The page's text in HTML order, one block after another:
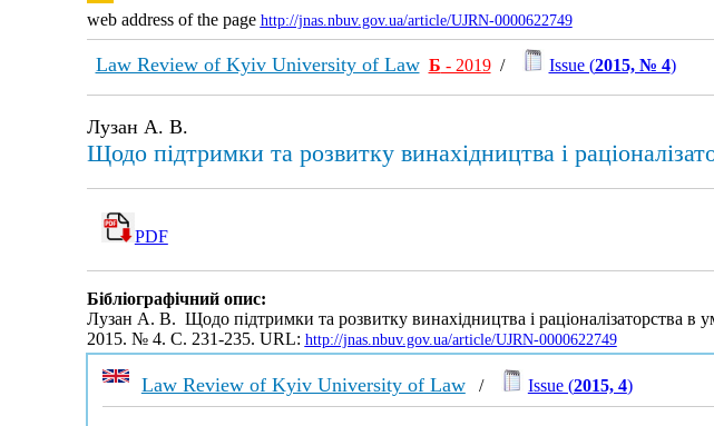
web address of the page http://jnas.nbuv.gov.ua/article/UJRN-0000622749
Law Review of Kyiv University of Law Б - 2019/ Issue (2015, № 4)
Лузан А. В.
Щодо підтримки та розвитку винахідництва і
PDF
Бібліографічний опис:
Лузан А. В. Щодо підтримки та розвитку винахідництва і раціоналізаторства в
2015. № 4. С. 231-235. URL: http://jnas.nbuv.gov.ua/article/UJRN-0000622749
Law Review of Kyiv University of Law/ Issue (2015, 4)